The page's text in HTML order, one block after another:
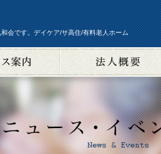
会です。デイケア/サ高住/有料老人ホーム